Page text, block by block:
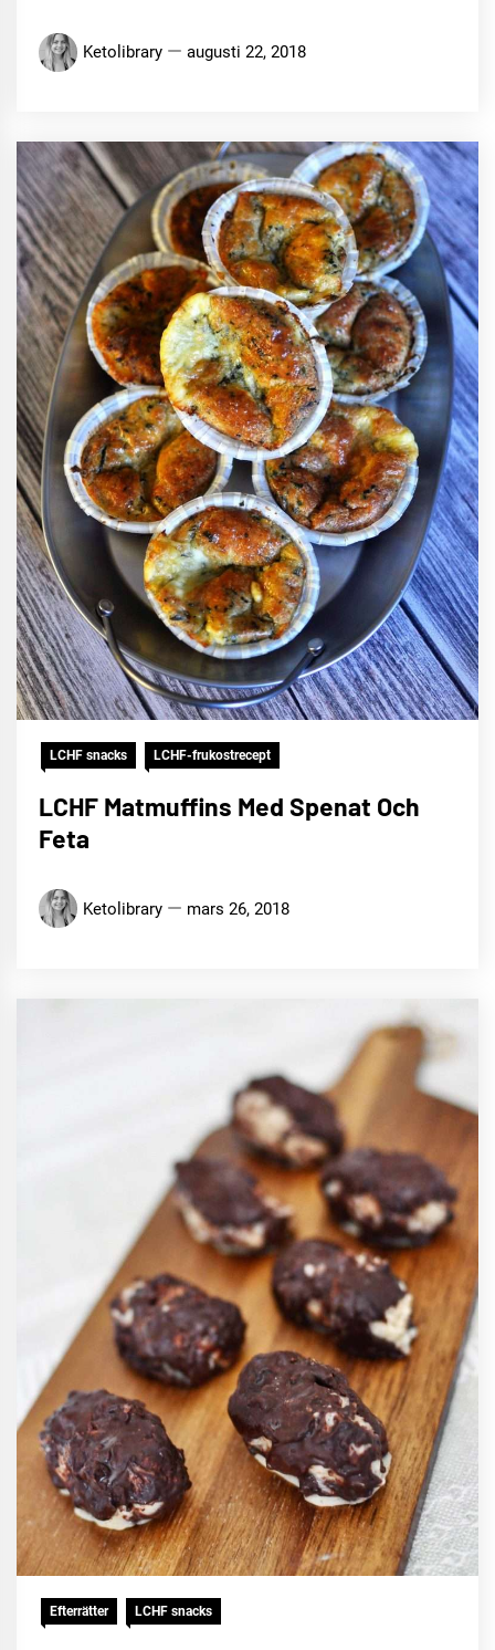
Ketolibrary augusti 22, 2018
LCHF snacks LCHF-frukostrecept
LCHF Matmuffins Med Spenat Och
Feta
Ketolibrary mars 26, 2018
Efterrätter LCHF snacks